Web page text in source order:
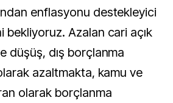
enflasyonu destekleyici
bekliyoruz. Azalan cari açık
düşüş, dış borçlanma
azaltmakta, kamu ve
olarak borçlanma